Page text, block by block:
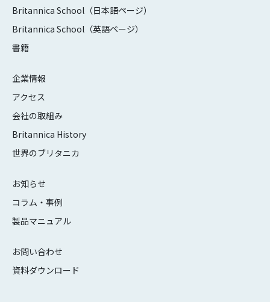
Britannica School（日本語ページ）
Britannica School（英語ページ）
書籍
企業情報
アクセス
会社の取組み
Britannica History
世界のブリタニカ
お知らせ
コラム・事例
製品マニュアル
お問い合わせ
資料ダウンロード